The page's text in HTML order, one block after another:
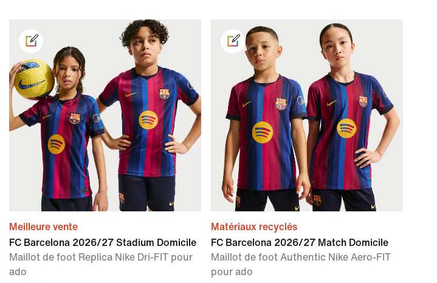
Meilleure vente
FC Barcelona 2026/27 Stadium Domicile
Maillot de foot Replica Nike Dri-FIT pour
ado
Matériaux recyclés
FC Barcelona 2026/27 Match Domicile
Maillot de foot Authentic Nike Aero-FIT
pour ado